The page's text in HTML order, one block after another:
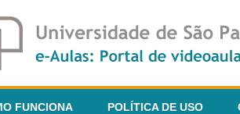
FUNCIONA POLÍTICA DE USO